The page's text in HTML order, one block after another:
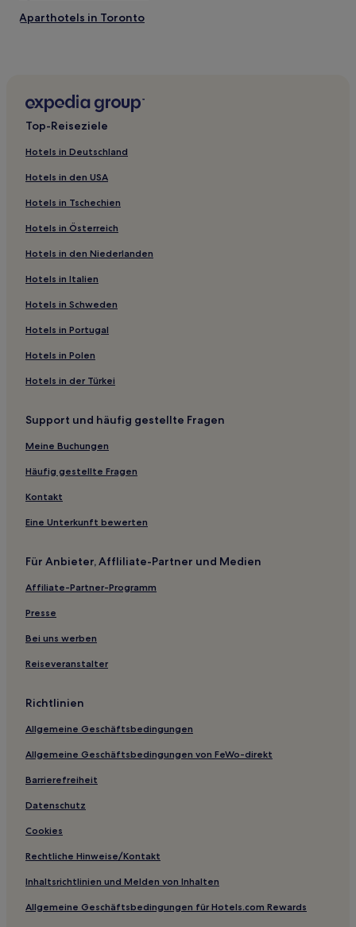
Aparthotels in Toronto
Motels in Ontario
B&B in Ontario
Ferienwohnungen in Ontario
Hostels in Old Toronto
Motels in Mississauga
Hotels mit Küchenzeile in Altstadt Toronto
Boutique- in Old Toronto
Luxus in Old Toronto
Günstige in Old Toronto
Familien in Old Toronto
Hotels mit Pool in Old Toronto
Business in Old Toronto
Hotels mit Wellnessbereich nahe The Path
Günstige nahe The Path
Familien nahe The Path
Hotels mit Parkplatz nahe The Path
Haustierfreundliche in Niagara-on-the-Lake
Familien in Niagara-on-the-Lake
Hotels mit Parkplatz nahe Queen Street West
Hotels mit inbegriffenem Frühstück in Niagara Falls
Hotels mit Pool in Niagara Falls
Hotels mit Wellnessbereich nahe PATH Underground
Günstige in Ontario
Luxus in Ontario
Hotels mit Fitnessbereich in Guelph
Hotels mit Parkplatz in Mississauga
Top-Reiseziele
Hotels in Deutschland
Hotels in den USA
Hotels in Tschechien
Hotels in Österreich
Hotels in den Niederlanden
Hotels in Italien
Hotels in Schweden
Hotels in Portugal
Hotels in Polen
Hotels in der Türkei
Support und häufig gestellte Fragen
Meine Buchungen
Häufig gestellte Fragen
Kontakt
Eine Unterkunft bewerten
Für Anbieter, Affliliate-Partner und Medien
Affiliate-Partner-Programm
Presse
Bei uns werben
Reiseveranstalter
Richtlinien
Allgemeine Geschäftsbedingungen
Allgemeine Geschäftsbedingungen von FeWo-direkt
Barrierefreiheit
Datenschutz
Cookies
Rechtliche Hinweise/Kontakt
Inhaltsrichtlinien und Melden von Inhalten
Allgemeine Geschäftsbedingungen für Hotels.com Rewards